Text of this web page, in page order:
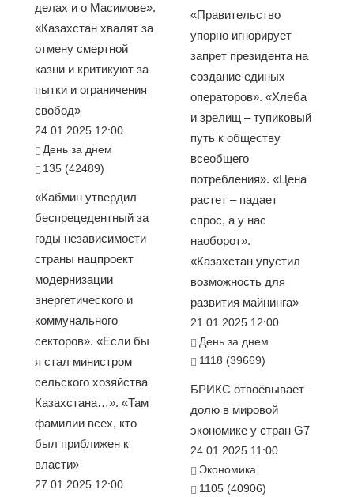
делах и о Масимове».
«Казахстан хвалят за
отмену смертной
казни и критикуют за
пытки и ограничения
свобод»
24.01.2025 12:00
День за днем
135 (42489)
«Кабмин утвердил
беспрецедентный за
годы независимости
страны нацпроект
модернизации
энергетического и
коммунального
секторов». «Если бы
я стал министром
сельского хозяйства
Казахстана…». «Там
фамилии всех, кто
был приближен к
власти»
27.01.2025 12:00
«Правительство
упорно игнорирует
запрет президента на
создание единых
операторов». «Хлеба
и зрелищ – тупиковый
путь к обществу
всеобщего
потребления». «Цена
растет – падает
спрос, а у нас
наоборот».
«Казахстан упустил
возможность для
развития майнинга»
21.01.2025 12:00
День за днем
1118 (39669)
БРИКС отвоёвывает
долю в мировой
экономике у стран G7
24.01.2025 11:00
Экономика
1105 (40906)